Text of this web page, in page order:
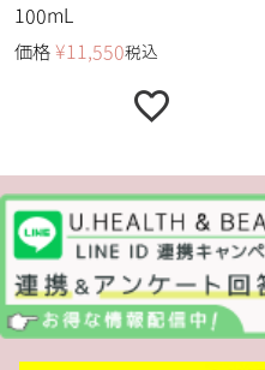
100mL
価格 ¥11,550税込